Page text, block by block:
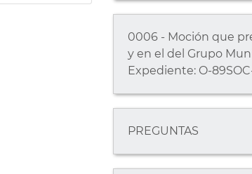
0006 - Moción que
y en el del Grupo
Expediente: O-
PREGUNTAS